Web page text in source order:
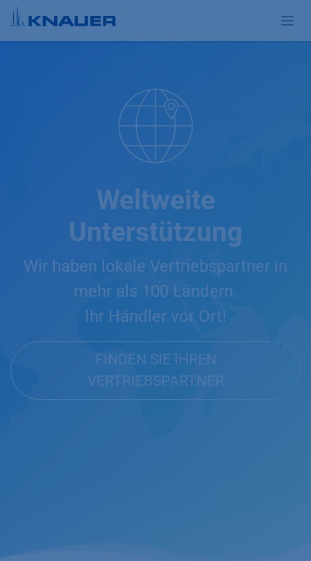
Zum Inhalt springen
Weltweite
Unterstützung
Wir haben lokale Vertriebspartner in
mehr als 100 Ländern.
Ihr Händler vor Ort!
FINDEN SIE IHREN
VERTRIEBSPARTNER